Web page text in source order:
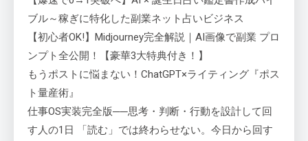
ブル～稼ぎに特化した副業ネット占いビジネス
【初心者OK!】Midjourney完全解説｜AI画像で副業 プロ
ンプト全公開！【豪華3大特典付き！】
もうポストに悩まない！ChatGPT×ライティング『ポス
ト量産術』
仕事OS実装完全版──思考・判断・行動を設計して回
す人の1日 「読む」では終わらせない。今日から回す